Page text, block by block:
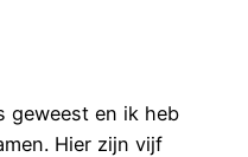
geweest en ik heb
Hier zijn vijf